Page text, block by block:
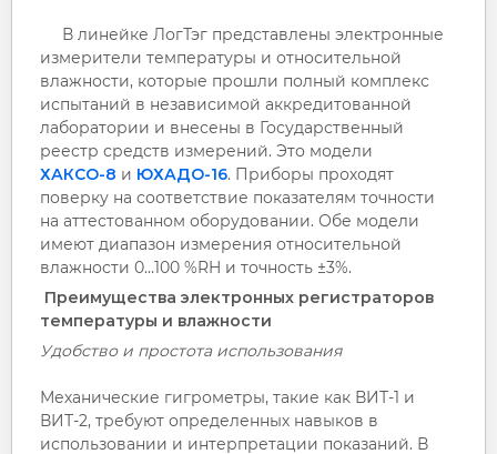
В линейке ЛогТэг представлены электронные
измерители температуры и относительной
влажности, которые прошли полный комплекс
испытаний в независимой аккредитованной
лаборатории и внесены в Государственный
реестр средств измерений. Это модели
ХАКСО-8 и ЮХАДО-16. Приборы проходят
поверку на соответствие показателям точности
на аттестованном оборудовании. Обе модели
имеют диапазон измерения относительной
влажности 0…100 %RH и точность ±3%.
Преимущества электронных регистраторов
температуры и влажности
Удобство и простота использования
Механические гигрометры, такие как ВИТ-1 и
ВИТ-2, требуют определенных навыков в
использовании и интерпретации показаний. В